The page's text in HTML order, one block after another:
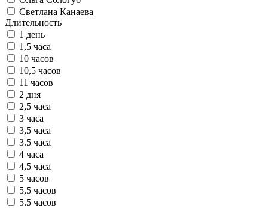
Светлана Канаева
Длительность
1 день
1,5 часа
10 часов
10,5 часов
11 часов
2 дня
2,5 часа
3 часа
3,5 часа
3.5 часа
4 часа
4,5 часа
5 часов
5,5 часов
5.5 часов